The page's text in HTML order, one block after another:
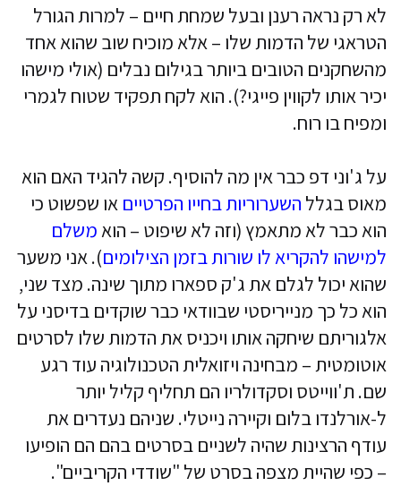
לא רק נראה רענן ובעל שמחת חיים – למרות הגורל
הטראגי של הדמות שלו – אלא מוכיח שוב שהוא אחד
מהשחקנים הטובים ביותר בגילום נבלים (אולי מישהו
יכיר אותו לקווין פייגי?). הוא לקח תפקיד שטוח לגמרי
ומפיח בו רוח.
על ג'וני דפ כבר אין מה להוסיף. קשה להגיד האם הוא
מאוס בגלל השערוריות בחייו הפרטיים או שפשוט כי
הוא כבר לא מתאמץ (וזה לא שיפוט – הואמשלם
למישהו להקריא לו שורות בזמן הצילומים). אני משער
שהוא יכול לגלם את ג'ק ספארו מתוך שינה. מצד שני,
הוא כל כך מנייריסטי שבוודאי כבר שוקדים בדיסני על
אלגוריתם שיחקה אותו ויכניס את הדמות שלו לסרטים
אוטומטית – מבחינה ויזואלית הטכנולוגיה עוד רגע
שם. ת'ווייטס וסקדולריו הם תחליף קליל יותר
ל-אורלנדו בלום וקיירה נייטלי. שניהם נעדרים את
עודף הרצינות שהיה לשניים בסרטים בהם הם הופיעו
– כפי שהיית מצפה בסרט של "שודדי הקריביים".